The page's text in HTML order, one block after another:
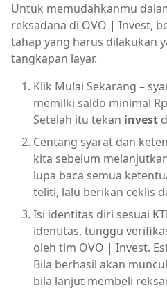
Untuk memudahkanmu
reksadana di OVO | Invest,
tahap yang harus dilakukan
tangkapan layar.
Klik Mulai Sekarang –
memilki saldo minimal
Setelah itu tekan invest
Centang syarat dan
kita sebelum
lupa baca semua
teliti, lalu berikan ceklis
Isi identitas diri sesuai
identitas, tunggu
oleh tim OVO | Invest.
Bila berhasil akan
bila lanjut membeli